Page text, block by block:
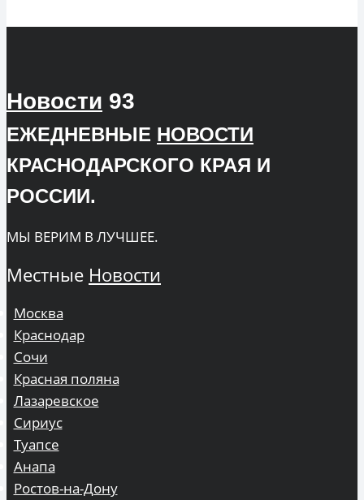
Новости 93
ЕЖЕДНЕВНЫЕ НОВОСТИ
КРАСНОДАРСКОГО КРАЯ И
РОССИИ.
МЫ ВЕРИМ В ЛУЧШЕЕ.
Местные Новости
Москва
Краснодар
Сочи
Красная поляна
Лазаревское
Сириус
Туапсе
Анапа
Ростов-на-Дону